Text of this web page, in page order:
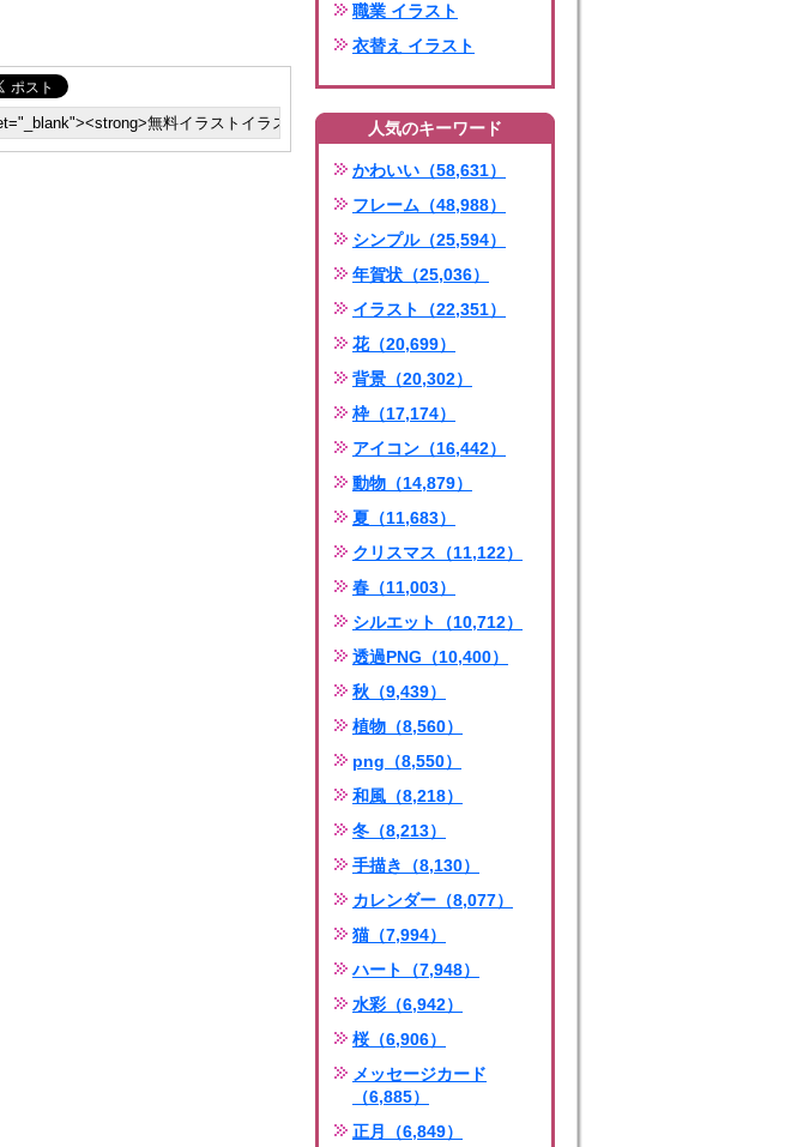
職業 イラスト
衣替え イラスト
人気のキーワード
かわいい（58,631）
フレーム（48,988）
シンプル（25,594）
年賀状（25,036）
イラスト（22,351）
花（20,699）
背景（20,302）
枠（17,174）
アイコン（16,442）
動物（14,879）
夏（11,683）
クリスマス（11,122）
春（11,003）
シルエット（10,712）
透過PNG（10,400）
秋（9,439）
植物（8,560）
png（8,550）
和風（8,218）
冬（8,213）
手描き（8,130）
カレンダー（8,077）
猫（7,994）
ハート（7,948）
水彩（6,942）
桜（6,906）
メッセージカード
（6,885）
正月（6,849）